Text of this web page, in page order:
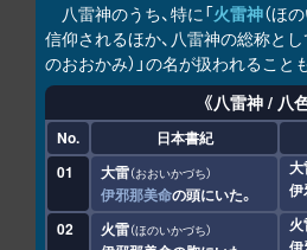
八雷神のうち、特に「火雷神（ほ
信仰されるほか、八雷神の総称とし
のおおかみ）」の名が扱われること
《八雷神 / 八
No. 日本書紀
01
大雷 おおいかづち
伊邪那美命の頭にいた。
大
伊
02
火雷 ほのいかづち